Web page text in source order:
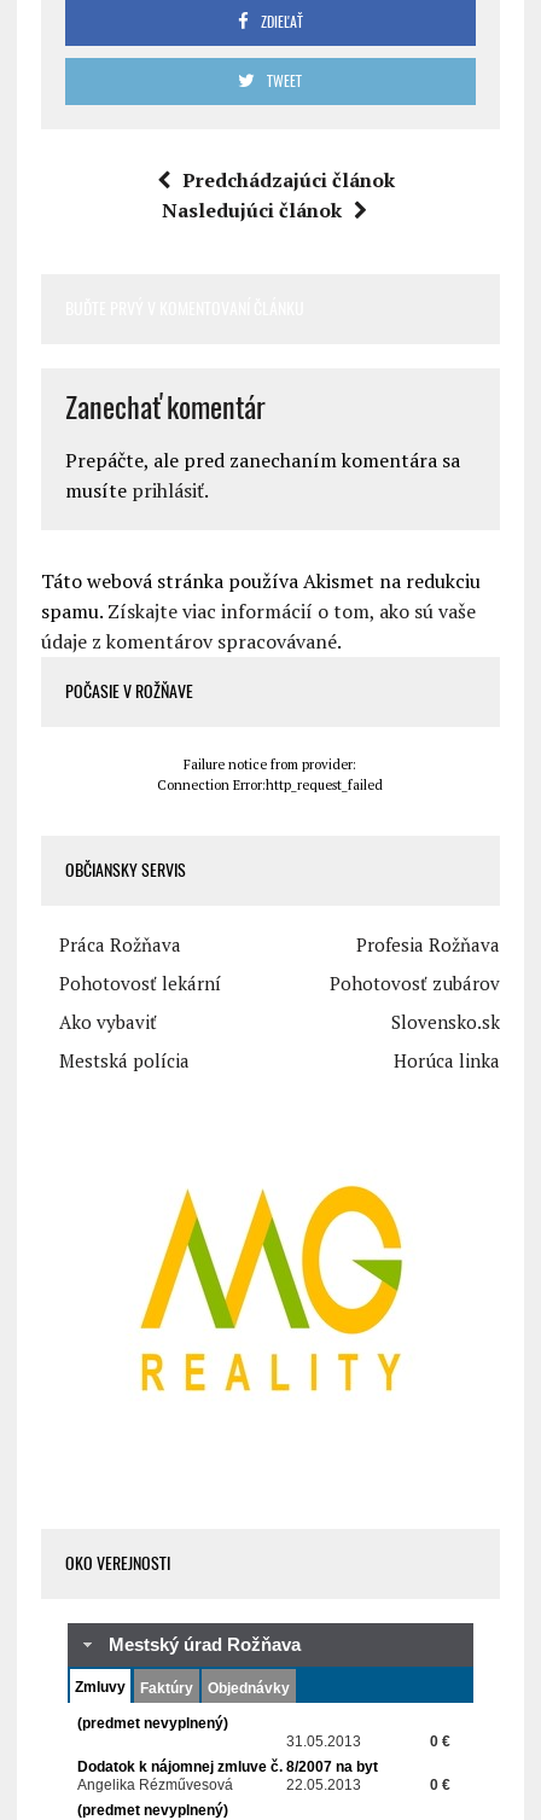
ZDIEĽAŤ
TWEET
Predchádzajúci článok
Nasledujúci článok
Zanechať komentár
Prepáčte, ale pred zanechaním komentára sa
musíte prihlásiť.
Táto webová stránka používa Akismet na redukciu
spamu. Získajte viac informácií o tom, ako sú vaše
údaje z komentárov spracovávané.
POČASIE V ROŽŇAVE
Failure notice from provider:
Connection Error:http_request_failed
OBČIANSKY SERVIS
Práca Rožňava
Profesia Rožňava
Pohotovosť lekární
Pohotovosť zubárov
Ako vybaviť
Slovensko.sk
Mestská polícia
Horúca linka
OKO VEREJNOSTI